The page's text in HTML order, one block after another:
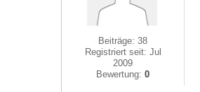
Beiträge: 38
Registriert seit: Jul
2009
Bewertung:0